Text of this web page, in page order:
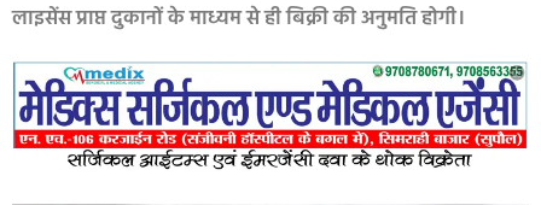
लाइसेंस प्राप्त दुकानों के माध्यम से ही बिक्री की अनुमति होगी।